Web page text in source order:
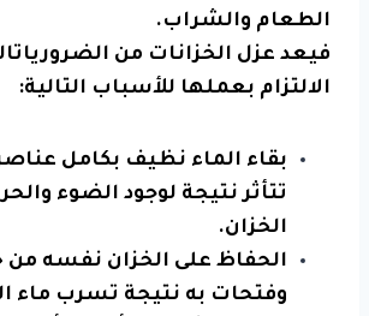
الطعام والشراب.
فيعد عزل الخزانات من
الالتزام بعملها للأسباب التالية:
بقاء الماء نظيف بكامل
تتأثر نتيجة لوجود الضوء
الخزان.
الحفاظ على الخزان نفسه
وفتحات به نتيجة تسرب ماء